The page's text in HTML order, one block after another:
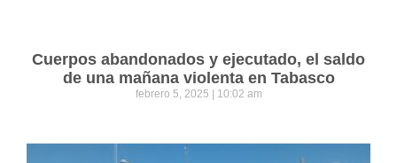
Cuerpos abandonados y ejecutado, el saldo
de una mañana violenta en Tabasco
febrero 5, 2025 10:02 am